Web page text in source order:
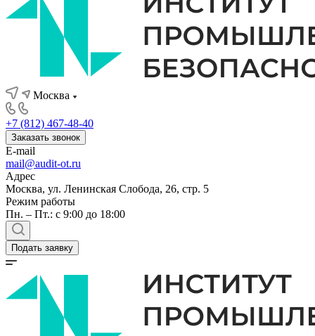
Москва
+7 (812) 467-48-40
Заказать звонок
E-mail
mail@audit-ot.ru
Адрес
Москва, ул. Ленинская Слобода, 26, стр. 5
Режим работы
Пн. – Пт.: с 9:00 до 18:00
Подать заявку